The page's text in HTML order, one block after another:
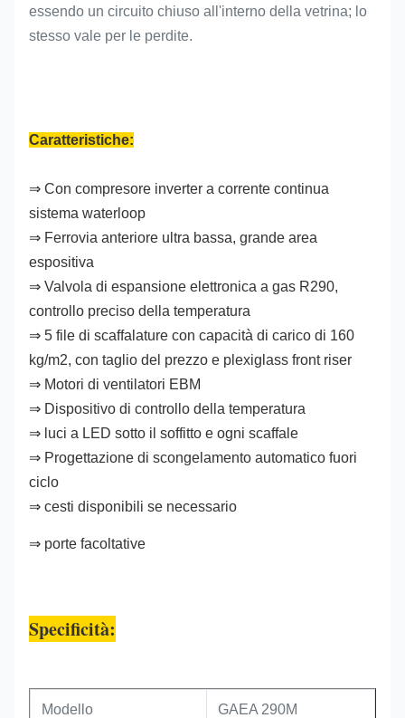
essendo un circuito chiuso all'interno della vetrina; lo
stesso vale per le perdite.
Caratteristiche:
⇒ Con compresore inverter a corrente continua
sistema waterloop
⇒ Ferrovia anteriore ultra bassa, grande area
espositiva
⇒ Valvola di espansione elettronica a gas R290,
controllo preciso della temperatura
⇒ 5 file di scaffalature con capacità di carico di 160
kg/m2, con taglio del prezzo e plexiglass front riser
⇒ Motori di ventilatori EBM
⇒ Dispositivo di controllo della temperatura
⇒ luci a LED sotto il soffitto e ogni scaffale
⇒ Progettazione di scongelamento automatico fuori
ciclo
⇒ cesti disponibili se necessario
⇒ porte facoltative
Specificità:
Modello GAEA 290M